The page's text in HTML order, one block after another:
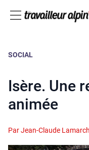
SOCIAL
Isère. Une
animée
Par Jean-Claude